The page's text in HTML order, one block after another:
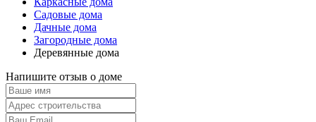
Садовые дома
Дачные дома
Загородные дома
Деревянные дома
Напишите отзыв о доме